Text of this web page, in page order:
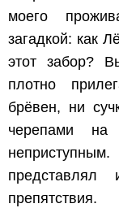
моего
загадкой: как
этот забор?
плотно
брёвен, ни
черепами на
препятствия.